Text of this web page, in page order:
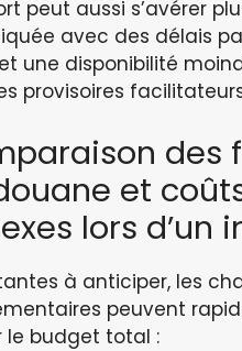
peut aussi s’avérer
avec des délais
une disponibilité
provisoires
des
et
lors d’un
à anticiper, les
peuvent
le budget total :